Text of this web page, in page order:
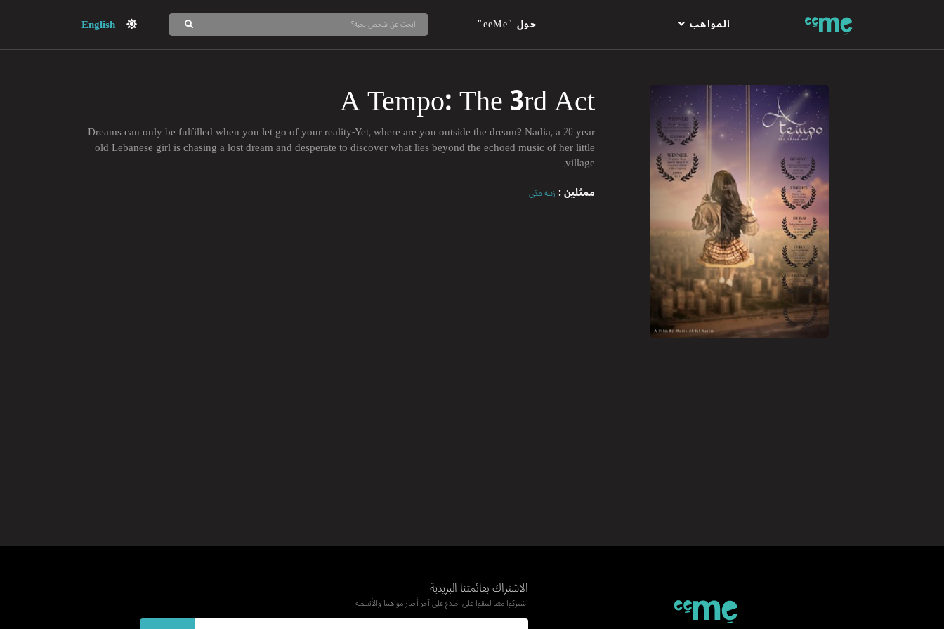
المواهب حول "eeMe" English
A Tempo: The 3rd Act
Dreams can only be fulfilled when you let go of your reality-Yet, where are you outside the dream? Nadia, a 20 year
old Lebanese girl is chasing a lost dream and desperate to discover what lies beyond the echoed music of her little
village.
ممثلين :زينة مكي
الاشتراك بقائمتنا البريدية
اشتركوا معنا لتبقوا على اطلاع على آخر أخبار مواهبنا والأنشطة